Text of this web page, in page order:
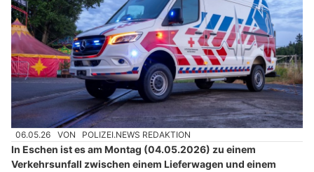
06.05.26 VON POLIZEI.NEWS REDAKTION
In Eschen ist es am Montag (04.05.2026) zu einem
Verkehrsunfall zwischen einem Lieferwagen und einem